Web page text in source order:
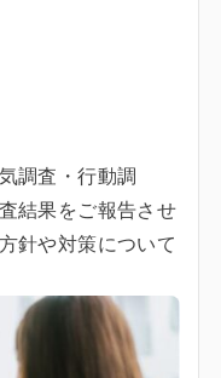
気調査・行動調
結果をご報告させ
針や対策について